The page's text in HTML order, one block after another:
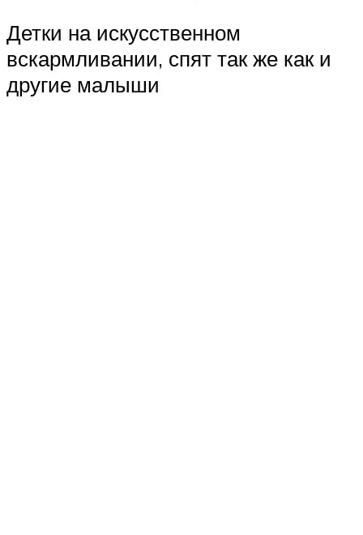
Детки на искусственном
вскармливании, спят так же как и
другие малыши